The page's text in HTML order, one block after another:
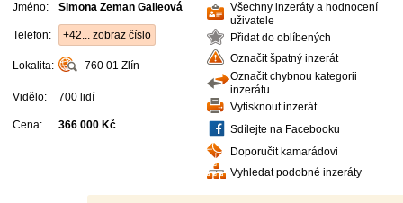
Jméno: Simona Zeman Galleová
Telefon: +42... zobraz číslo
Lokalita: 760 01 Zlín
Vidělo: 700 lidí
Cena: 366 000 Kč
Všechny inzeráty a hodnocení
uživatele
Přidat do oblíbených
Označit špatný inzerát
Označit chybnou kategorii
inzerátu
Vytisknout inzerát
Sdílejte na Facebooku
Doporučit kamarádovi
Vyhledat podobné inzeráty